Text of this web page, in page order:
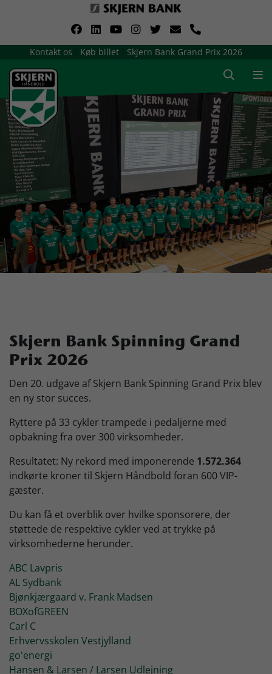
Kontakt os Køb billet Skjern Bank Grand Prix 2026
Om Skjern Håndbold
Ligatruppen
Sponsorer
Billetsalg / sæsonkort
Presse
Samarbejdsklubber
Nyhedsbrev
Køb Billet
Skjern Bank Spinning Grand
Prix 2026
Den 20. udgave af Skjern Bank Spinning Grand Prix blev
en ny stor succes.
Ryttere på 33 cykler trampede i pedaljerne med
opbakning fra over 300 virksomheder.
Resultatet: Ny rekord med imponerende 1.572.364
indkørte kroner til Skjern Håndbold foran 600 VIP-
gæster.
Du kan få et overblik over hvilke sponsorere, der
støttede de respektive cykler ved at trykke på
virksomhederne herunder.
ABC Lavpris
AL Sydbank
Bjønkjærgaard v. Frank Madsen
BOXofGREEN
Carl C
Erhvervsskolen Vestjylland
go'energi
Hansen & Larsen / Larsen Udlejning